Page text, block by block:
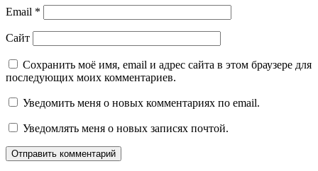
Email *
Сайт
Сохранить моё имя, email и адрес сайта в этом браузере для
последующих моих комментариев.
Уведомить меня о новых комментариях по email.
Уведомлять меня о новых записях почтой.